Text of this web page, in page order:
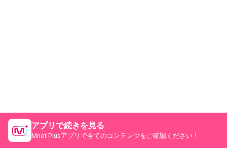
アプリで続きを見る
Mnet Plusアプリで全てのコンテンツをご確認ください！